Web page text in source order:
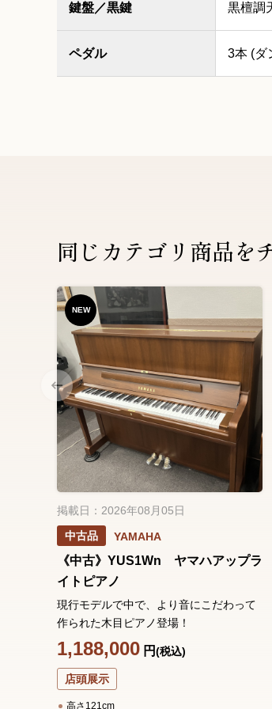
鍵盤／黒鍵 黒檀調
ペダル 3本 (ダ
同じカテゴリ商品を
NEW
掲載日：2026年08月05日
中古品
YAMAHA
《中古》YUS1Wn ヤマハアップラ
イトピアノ
現行モデルで中で、より音にこだわって
作られた木目ピアノ登場！
1,188,000 円(税込)
店頭展示
高さ121cm